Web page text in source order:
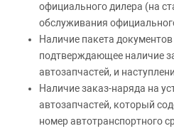
официального дилера (на
обслуживания
Наличие пакета
подтверждающее наличие
автозапчастей, и
Наличие заказ-наряда на
автозапчастей, который
номер автотранспортного